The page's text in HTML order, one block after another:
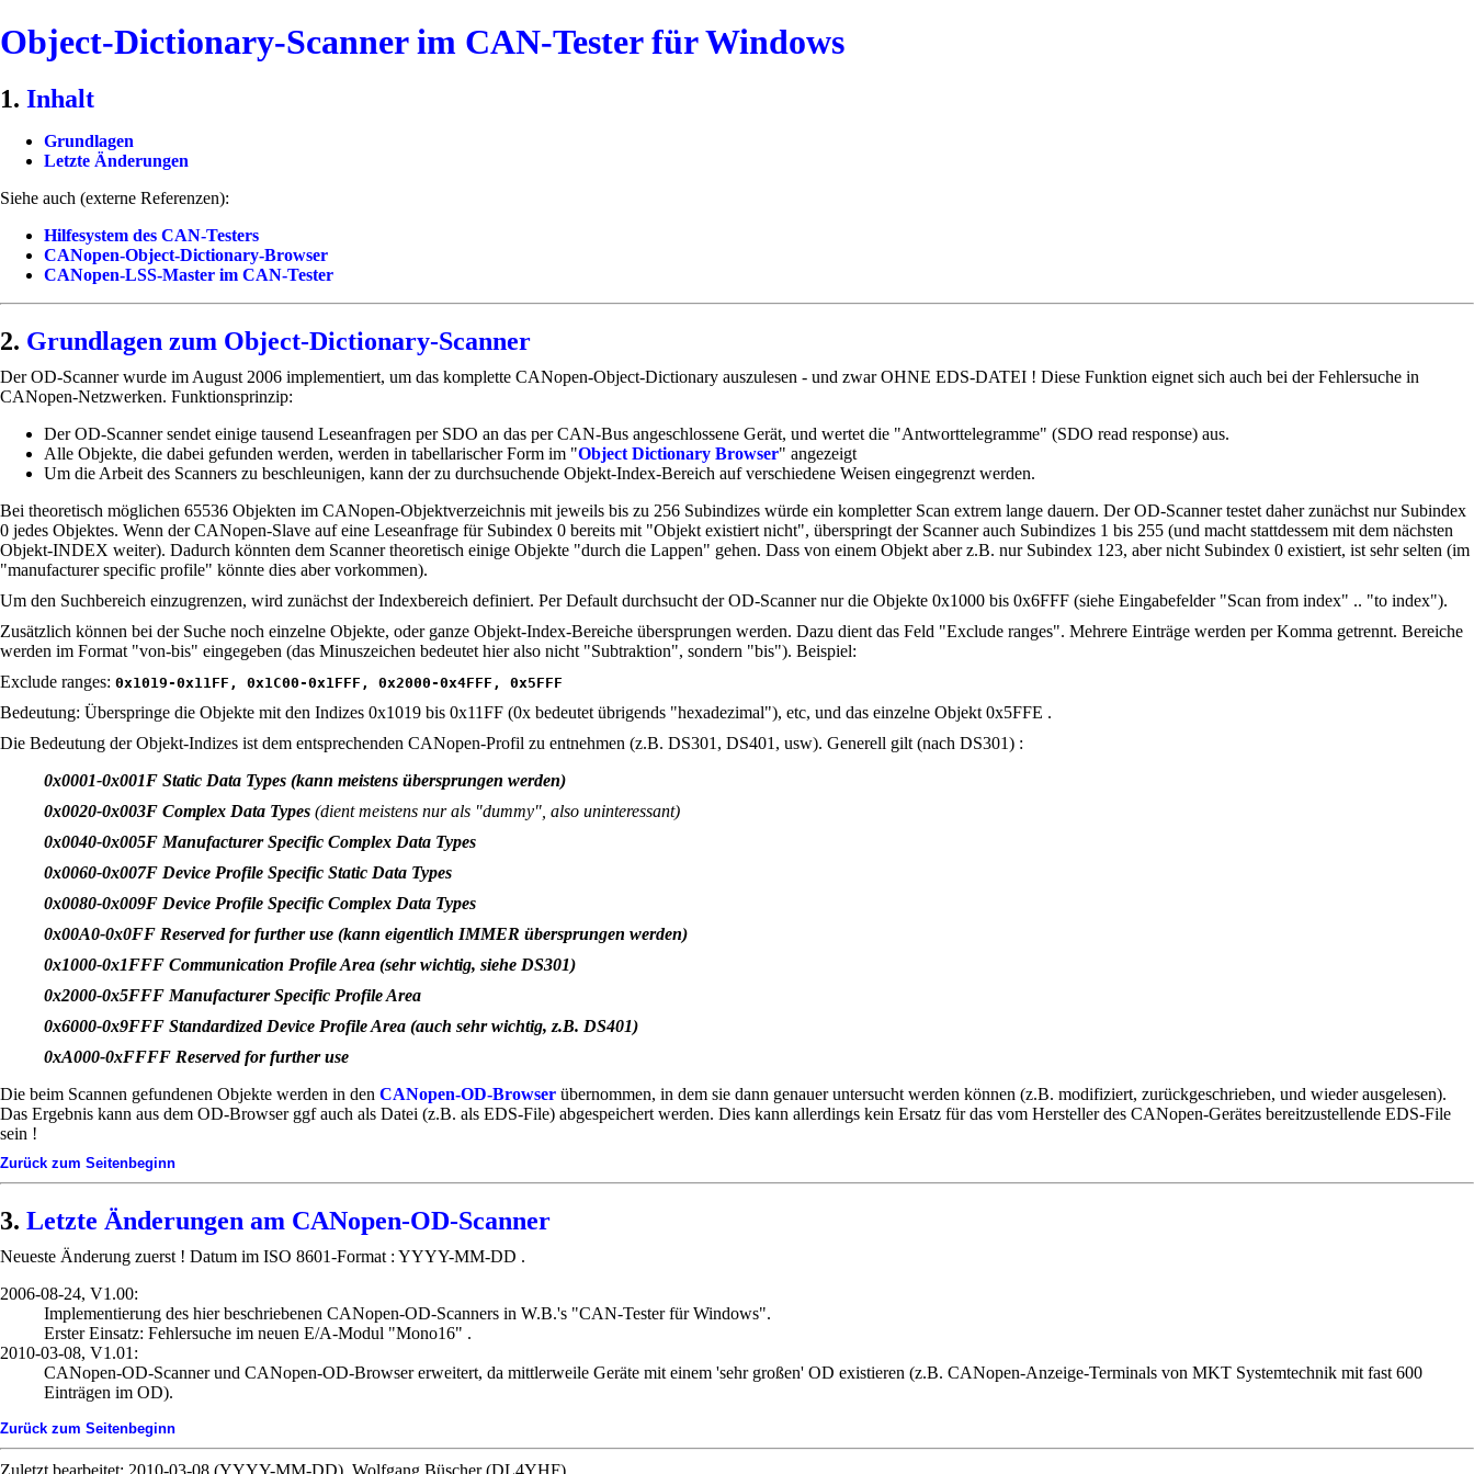
Object-Dictionary-Scanner im CAN-Tester für Windows
Inhalt
Grundlagen
Letzte Änderungen
Siehe auch (externe Referenzen):
Hilfesystem des CAN-Testers
CANopen-Object-Dictionary-Browser
CANopen-LSS-Master im CAN-Tester
Grundlagen zum Object-Dictionary-Scanner
Der OD-Scanner wurde im August 2006 implementiert, um das komplette CANopen-Object-Dictionary auszulesen - und zwar OHNE EDS-DATEI ! Diese Funktion eignet sich auch bei der Fehlersuche in
CANopen-Netzwerken. Funktionsprinzip:
Der OD-Scanner sendet einige tausend Leseanfragen per SDO an das per CAN-Bus angeschlossene Gerät, und wertet die "Antworttelegramme" (SDO read response) aus.
Alle Objekte, die dabei gefunden werden, werden in tabellarischer Form im "Object Dictionary Browser" angezeigt
Um die Arbeit des Scanners zu beschleunigen, kann der zu durchsuchende Objekt-Index-Bereich auf verschiedene Weisen eingegrenzt werden.
Bei theoretisch möglichen 65536 Objekten im CANopen-Objektverzeichnis mit jeweils bis zu 256 Subindizes würde ein kompletter Scan extrem lange dauern. Der OD-Scanner testet daher zunächst nur Subindex
0 jedes Objektes. Wenn der CANopen-Slave auf eine Leseanfrage für Subindex 0 bereits mit "Objekt existiert nicht", überspringt der Scanner auch Subindizes 1 bis 255 (und macht stattdessem mit dem nächsten
Objekt-INDEX weiter). Dadurch könnten dem Scanner theoretisch einige Objekte "durch die Lappen" gehen. Dass von einem Objekt aber z.B. nur Subindex 123, aber nicht Subindex 0 existiert, ist sehr selten (im
"manufacturer specific profile" könnte dies aber vorkommen).
Um den Suchbereich einzugrenzen, wird zunächst der Indexbereich definiert. Per Default durchsucht der OD-Scanner nur die Objekte 0x1000 bis 0x6FFF (siehe Eingabefelder "Scan from index" .. "to index").
Zusätzlich können bei der Suche noch einzelne Objekte, oder ganze Objekt-Index-Bereiche übersprungen werden. Dazu dient das Feld "Exclude ranges". Mehrere Einträge werden per Komma getrennt. Bereiche
werden im Format "von-bis" eingegeben (das Minuszeichen bedeutet hier also nicht "Subtraktion", sondern "bis"). Beispiel:
Exclude ranges: 0x1019-0x11FF, 0x1C00-0x1FFF, 0x2000-0x4FFF, 0x5FFF
Bedeutung: Überspringe die Objekte mit den Indizes 0x1019 bis 0x11FF (0x bedeutet übrigends "hexadezimal"), etc, und das einzelne Objekt 0x5FFE .
Die Bedeutung der Objekt-Indizes ist dem entsprechenden CANopen-Profil zu entnehmen (z.B. DS301, DS401, usw). Generell gilt (nach DS301) :
0x0001-0x001F Static Data Types (kann meistens übersprungen werden)
0x0020-0x003F Complex Data Types (dient meistens nur als "dummy", also uninteressant)
0x0040-0x005F Manufacturer Specific Complex Data Types
0x0060-0x007F Device Profile Specific Static Data Types
0x0080-0x009F Device Profile Specific Complex Data Types
0x00A0-0x0FF Reserved for further use (kann eigentlich IMMER übersprungen werden)
0x1000-0x1FFF Communication Profile Area (sehr wichtig, siehe DS301)
0x2000-0x5FFF Manufacturer Specific Profile Area
0x6000-0x9FFF Standardized Device Profile Area (auch sehr wichtig, z.B. DS401)
0xA000-0xFFFF Reserved for further use
Die beim Scannen gefundenen Objekte werden in den CANopen-OD-Browser übernommen, in dem sie dann genauer untersucht werden können (z.B. modifiziert, zurückgeschrieben, und wieder ausgelesen).
Das Ergebnis kann aus dem OD-Browser ggf auch als Datei (z.B. als EDS-File) abgespeichert werden. Dies kann allerdings kein Ersatz für das vom Hersteller des CANopen-Gerätes bereitzustellende EDS-File
sein !
Zurück zum Seitenbeginn
Letzte Änderungen am CANopen-OD-Scanner
Neueste Änderung zuerst ! Datum im ISO 8601-Format : YYYY-MM-DD .
2006-08-24, V1.00:
Implementierung des hier beschriebenen CANopen-OD-Scanners in W.B.'s "CAN-Tester für Windows".
Erster Einsatz: Fehlersuche im neuen E/A-Modul "Mono16" .
2010-03-08, V1.01:
CANopen-OD-Scanner und CANopen-OD-Browser erweitert, da mittlerweile Geräte mit einem 'sehr großen' OD existieren (z.B. CANopen-Anzeige-Terminals von MKT Systemtechnik mit fast 600
Einträgen im OD).
Zurück zum Seitenbeginn
Zuletzt bearbeitet: 2010-03-08 (YYYY-MM-DD), Wolfgang Büscher (DL4YHF) .